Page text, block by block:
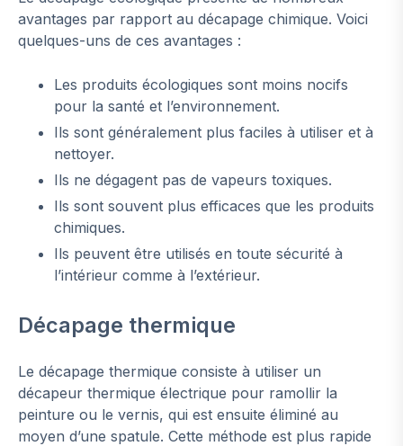
avantages par rapport au décapage chimique. Voici
quelques-uns de ces avantages :
Les produits écologiques sont moins nocifs
pour la santé et l’environnement.
Ils sont généralement plus faciles à utiliser et à
nettoyer.
Ils ne dégagent pas de vapeurs toxiques.
Ils sont souvent plus efficaces que les produits
chimiques.
Ils peuvent être utilisés en toute sécurité à
l’intérieur comme à l’extérieur.
Décapage thermique
Le décapage thermique consiste à utiliser un
décapeur thermique électrique pour ramollir la
peinture ou le vernis, qui est ensuite éliminé au
moyen d’une spatule. Cette méthode est plus rapide